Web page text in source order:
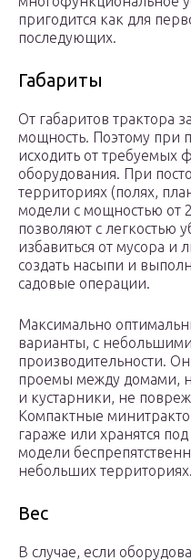
пригодится как для
последующих.
Габариты
От габаритов трактора
мощность. Поэтому при
исходить от требуемых
оборудования. При
территориях (полях,
модели с мощностью от
позволяют с легкостью
избавиться от мусора и
создать насыпи и
садовые операции.
Максимально
варианты, с
производительности.
проемы между домами,
и кустарники, не
Компактные
гараже или хранятся
модели
небольших территориях.
Вес
В случае, если